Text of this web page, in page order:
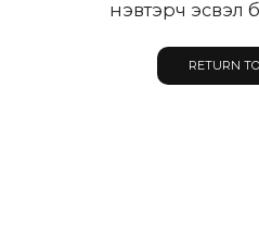
нэвтэрч эсвэл
RETURN